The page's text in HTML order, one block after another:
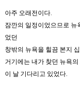
아주 오래전이다.
잠깐의 일정이었으므로 뉴
었던
창밖의 뉴욕을 힐끔 본지
거기에는 내가 찾던 뉴욕
이 날 기다리고 있었다.